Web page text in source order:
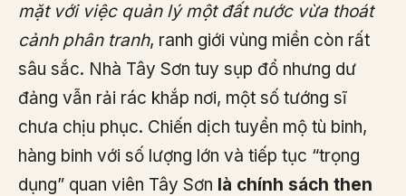
mặt với việc quản lý một đất nước vừa thoát
cảnh phân tranh, ranh giới vùng miền còn rất
sâu sắc. Nhà Tây Sơn tuy sụp đổ nhưng dư
đảng vẫn rải rác khắp nơi, một số tướng sĩ
chưa chịu phục. Chiến dịch tuyển mộ tù binh,
hàng binh với số lượng lớn và tiếp tục “trọng
dụng” quan viên Tây Sơn là chính sách then